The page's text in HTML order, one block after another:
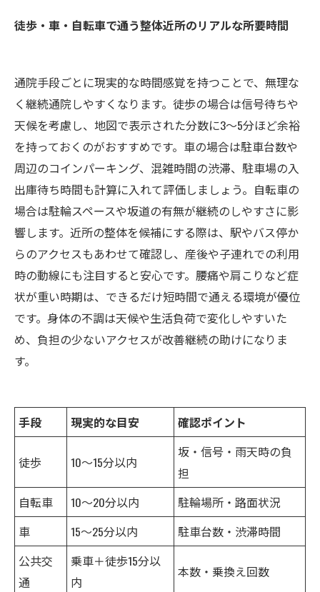
徒歩・車・自転車で通う整体近所のリアルな所要時間
通院手段ごとに現実的な時間感覚を持つことで、無理な
く継続通院しやすくなります。徒歩の場合は信号待ちや
天候を考慮し、地図で表示された分数に3〜5分ほど余裕
を持っておくのがおすすめです。車の場合は駐車台数や
周辺のコインパーキング、混雑時間の渋滞、駐車場の入
出庫待ち時間も計算に入れて評価しましょう。自転車の
場合は駐輪スペースや坂道の有無が継続のしやすさに影
響します。近所の整体を候補にする際は、駅やバス停か
らのアクセスもあわせて確認し、産後や子連れでの利用
時の動線にも注目すると安心です。腰痛や肩こりなど症
状が重い時期は、できるだけ短時間で通える環境が優位
です。身体の不調は天候や生活負荷で変化しやすいた
め、負担の少ないアクセスが改善継続の助けになりま
す。
手段 現実的な目安 確認ポイント
徒歩 10〜15分以内
坂・信号・雨天時の負
担
自転車
10〜20分以内
駐輪場所・路面状況
車
15〜25分以内
駐車台数・渋滞時間
公共交
通
乗車＋徒歩15分以
内
本数・乗換え回数